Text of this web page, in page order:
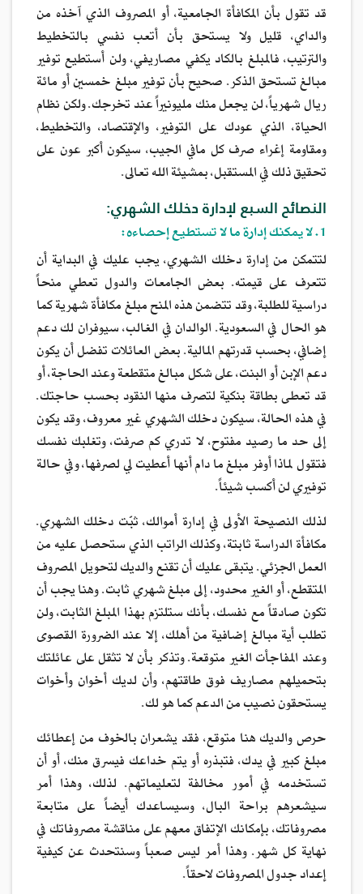
قد تقول بأن المكافأة الجامعية، أو المصروف الذي آخذه من
والداي، قليل ولا يستحق بأن أتعب نفسي بالتخطيط
والترتيب، فالمبلغ بالكاد يكفي مصاريفي، ولن أستطيع توفير
مبالغ تستحق الذكر. صحيح بأن توفير مبلغ خمسين أو مائة
ريال شهرياً، لن يجعل منك مليونيراً عند تخرجك. ولكن نظام
الحياة، الذي عودك على التوفير، والإقتصاد، والتخطيط،
ومقاومة إغراء صرف كل مافي الجيب، سيكون أكبر عون على
تحقيق ذلك في المستقبل، بمشيئة الله تعالى.
النصائح السبع لإدارة دخلك الشهري:
1. لا يمكنك إدارة ما لا تستطيع إحصاءه:
لتتمكن من إدارة دخلك الشهري، يجب عليك في البداية أن
تتعرف على قيمته. بعض الجامعات والدول تعطي منحاً
دراسية للطلبة، وقد تتضمن هذه المنح مبلغ مكافأة شهرية كما
هو الحال في السعودية. الوالدان في الغالب، سيوفران لك دعم
إضافي، بحسب قدرتهم المالية. بعض العائلات تفضل أن يكون
دعم الإبن أو البنت، على شكل مبالغ متقطعة وعند الحاجة، أو
قد تعطى بطاقة بنكية لتصرف منها النقود بحسب حاجتك.
في هذه الحالة، سيكون دخلك الشهري غير معروف، وقد يكون
إلى حد ما رصيد مفتوح، لا تدري كم صرفت، وتغلبك نفسك
فتقول لماذا أوفر مبلغ ما دام أنها أعطيت لي لصرفها، وفي حالة
توفيري لن أكسب شيئاً.
لذلك النصيحة الأولى في إدارة أموالك، ثبّت دخلك الشهري.
مكافأة الدراسة ثابتة، وكذلك الراتب الذي ستحصل عليه من
العمل الجزئي. يتبقى عليك أن تقنع والديك لتحويل المصروف
المتقطع، أو الغير محدود، إلى مبلغ شهري ثابت. وهنا يجب أن
تكون صادقاً مع نفسك، بأنك ستلتزم بهذا المبلغ الثابت، ولن
تطلب أية مبالغ إضافية من أهلك، إلا عند الضرورة القصوى
وعند المفاجأت الغير متوقعة. وتذكر بأن لا تثقل على عائلتك
بتحميلهم مصاريف فوق طاقتهم، وأن لديك أخوان وأخوات
يستحقون نصيب من الدعم كما هو لك.
حرص والديك هنا متوقع، فقد يشعران بالخوف من إعطائك
مبلغ كبير في يدك، فتبذره أو يتم خداعك فيسرق منك، أو أن
تستخدمه في أمور مخالفة لتعليماتهم. لذلك، وهذا أمر
سيشعرهم براحة البال، وسيساعدك أيضاً على متابعة
مصروفاتك، بإمكانك الإتفاق معهم على مناقشة مصروفاتك في
نهاية كل شهر. وهذا أمر ليس صعباً وسنتحدث عن كيفية
إعداد جدول المصروفات لاحقاً.